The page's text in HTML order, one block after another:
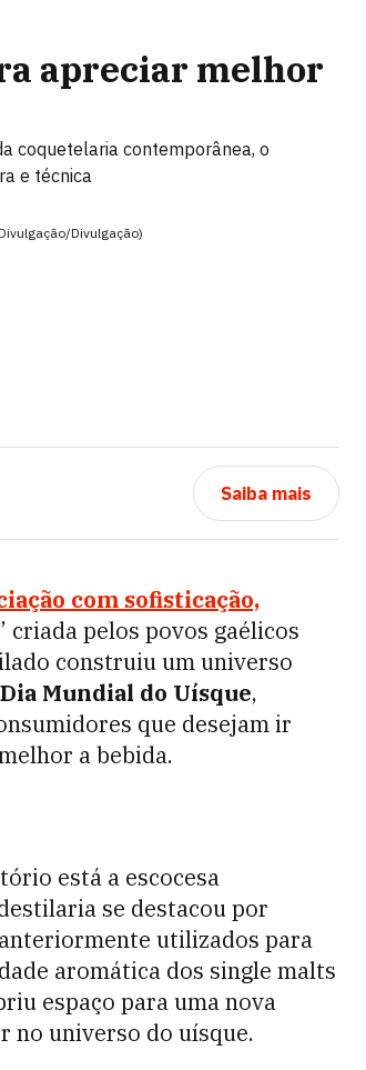
apreciar melhor
coquetelaria contemporânea, o
e técnica
Divulgação)
Saiba mais
com sofisticação,
criada pelos povos gaélicos
construiu um universo
Dia Mundial do Uísque,
que desejam ir
a bebida.
está a escocesa
se destacou por
utilizados para
aromática dos single malts
espaço para uma nova
no universo do uísque.